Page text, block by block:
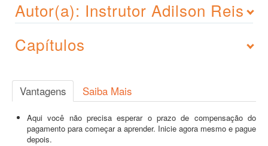
Autor(a): Instrutor Adilson Reis
Capítulos
Vantagens Saiba Mais
Aqui você não precisa esperar o prazo de compensação do
pagamento para começar a aprender. Inicie agora mesmo e pague
depois.